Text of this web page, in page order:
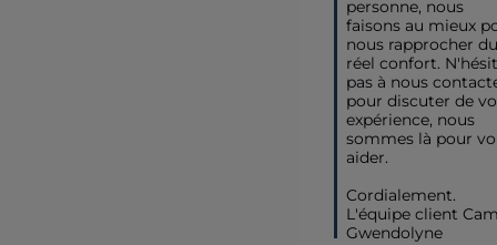
personne, nous
faisons au mieux
nous rapprocher du
réel confort.
pas à nous
pour discuter de
expérience, nous
sommes là pour
aider.
Cordialement.
L'équipe client
Gwendolyne